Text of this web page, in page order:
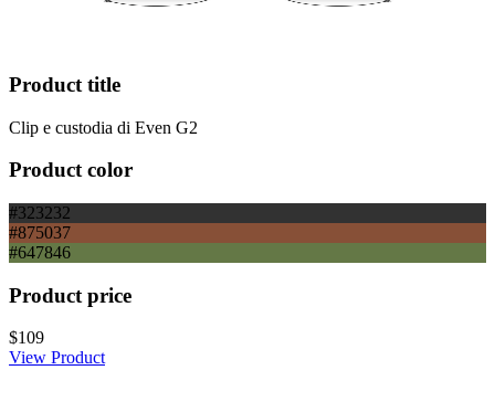
Product title
Clip e custodia di Even G2
Product color
#323232
#875037
#647846
Product price
$109
View Product